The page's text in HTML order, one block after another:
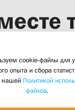
в
cookie-файлы для
опыта и сбора
нашей Политикой
файлов.